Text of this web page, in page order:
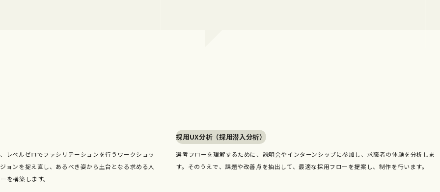
レベルゼロでファシリテーションを行うワークショッ
ョンを捉え直し、あるべき姿から土台となる求める人
を構築します。
採用UX分析（採用潜入分析）
選考フローを理解するために、説明会やインターンシップに参加し、求職者の体験を分析しま
す。そのうえで、課題や改善点を抽出して、最適な採用フローを提案し、制作を行います。